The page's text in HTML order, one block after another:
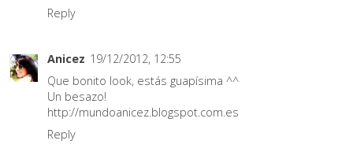
Reply
Anicez 19/12/2012, 12:55
Que bonito look, estás guapísima ^^
Un besazo!
http://mundoanicez.blogspot.com.es
Reply